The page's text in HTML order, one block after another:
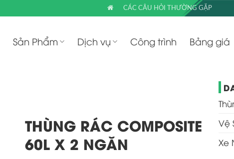
CÁC CÂU HỎI THƯỜNG GẶP
Sản Phẩm Dịch vụ Công trình Bảng giá
THÙNG RÁC COMPOSITE
60L X 2 NGĂN
Vệ
Xe